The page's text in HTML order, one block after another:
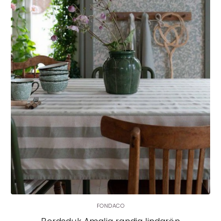
LÄGG I VARUKORG
FONDACO